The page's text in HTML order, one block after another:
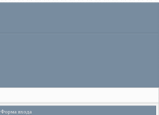
Форма входа